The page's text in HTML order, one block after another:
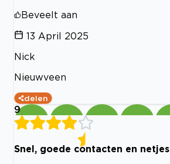
Beveelt aan
13 April 2025
Nick
Nieuwveen
delen
9
Snel, goede contacten en netjes